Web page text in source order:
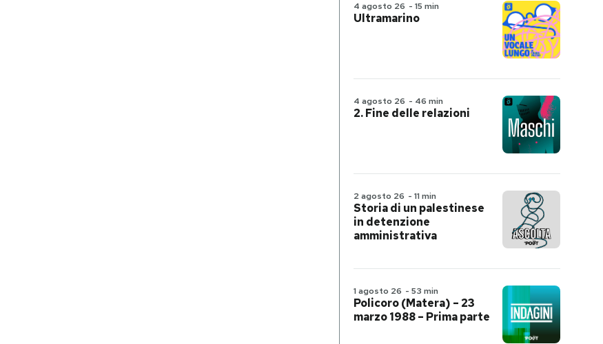
4 agosto 26 - 15 min
Ultramarino
4 agosto 26 - 46 min
2. Fine delle relazioni
2 agosto 26 - 11 min
Storia di un palestinese
in detenzione
amministrativa
1 agosto 26 - 53 min
Policoro (Matera) – 23
marzo 1988 – Prima parte